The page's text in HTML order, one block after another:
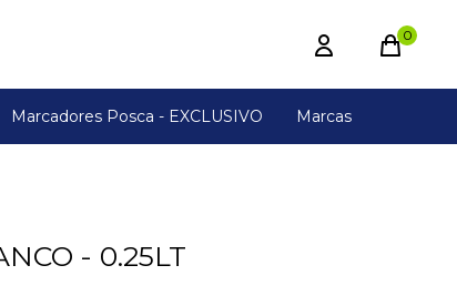
Marcadores Posca - EXCLUSIVO Marcas
0
- 0.25LT